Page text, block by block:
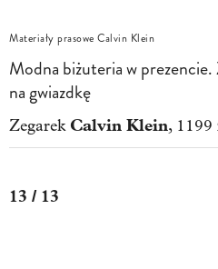
Materiały prasowe Calvin Klein
Modna biżuteria w
na gwiazdkę
Zegarek Calvin Klein, 1199
13 / 13